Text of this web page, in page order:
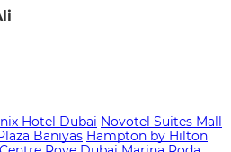
Hotel Dubai Novotel Suites Mall
Baniyas Hampton by Hilton